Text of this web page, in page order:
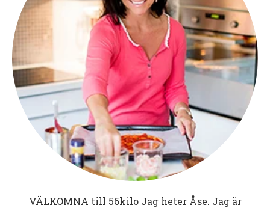
VÄLKOMNA till 56kiloJag heter Åse. Jag är